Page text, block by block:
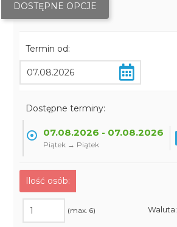
DOSTĘPNE OPCJE
Termin od:
Dostępne terminy:
07.08.2026 - 07.08.2026
Piątek → Piątek
Ilość osób:
(max. 6) Waluta: